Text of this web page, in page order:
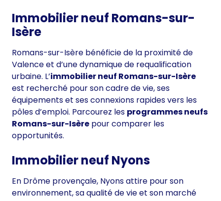
Immobilier neuf Romans-sur-
Isère
Romans-sur-Isère bénéficie de la proximité de
Valence et d’une dynamique de requalification
urbaine. L’immobilier neuf Romans-sur-Isère
est recherché pour son cadre de vie, ses
équipements et ses connexions rapides vers les
pôles d’emploi. Parcourez les programmes neufs
Romans-sur-Isère pour comparer les
opportunités.
Immobilier neuf Nyons
En Drôme provençale, Nyons attire pour son
environnement, sa qualité de vie et son marché